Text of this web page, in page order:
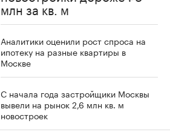
млн за кв. м
Аналитики оценили рост спроса на
ипотеку на разные квартиры в
Москве
С начала года застройщики Москвы
вывели на рынок 2,6 млн кв. м
новостроек